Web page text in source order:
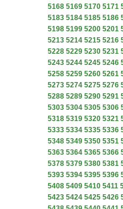
5168 5169 5170 5171
5183 5184 5185 5186
5198 5199 5200 5201
5213 5214 5215 5216
5228 5229 5230 5231
5243 5244 5245 5246
5258 5259 5260 5261
5273 5274 5275 5276
5288 5289 5290 5291
5303 5304 5305 5306
5318 5319 5320 5321
5333 5334 5335 5336
5348 5349 5350 5351
5363 5364 5365 5366
5378 5379 5380 5381
5393 5394 5395 5396
5408 5409 5410 5411
5423 5424 5425 5426